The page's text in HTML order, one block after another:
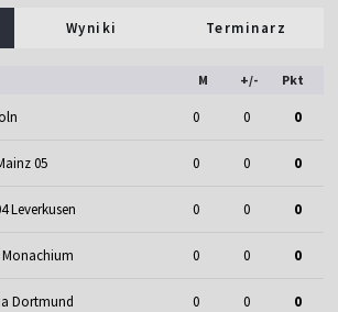
Wyniki Terminarz
M +/- Pkt
0 0 0
05 0 0 0
Leverkusen 0 0 0
Monachium 0 0 0
Dortmund 0 0 0